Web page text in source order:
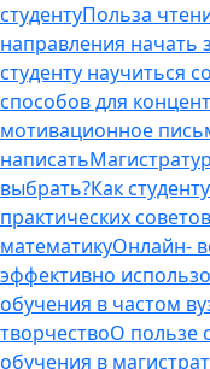
студентуПольза
направления начать
студенту научиться
способов для
мотивационное
написать
выбрать?Как
практических советов
математикуОнлайн-
эффективно
обучения в частом
творчествоО пользе
обучения в